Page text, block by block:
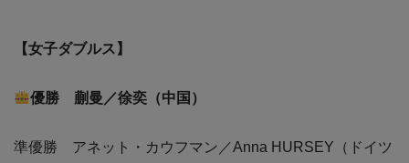
【女子ダブルス】
優勝 蒯曼／徐奕（中国）
準優勝 アネット・カウフマン／Anna HURSEY（ドイツ